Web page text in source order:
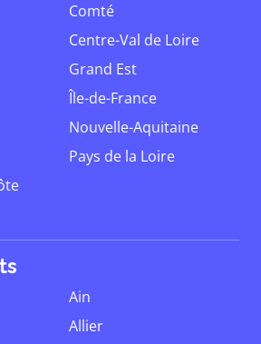
Comté
Centre-Val de Loire
Grand Est
Île-de-France
Nouvelle-Aquitaine
Pays de la Loire
Ain
Allier